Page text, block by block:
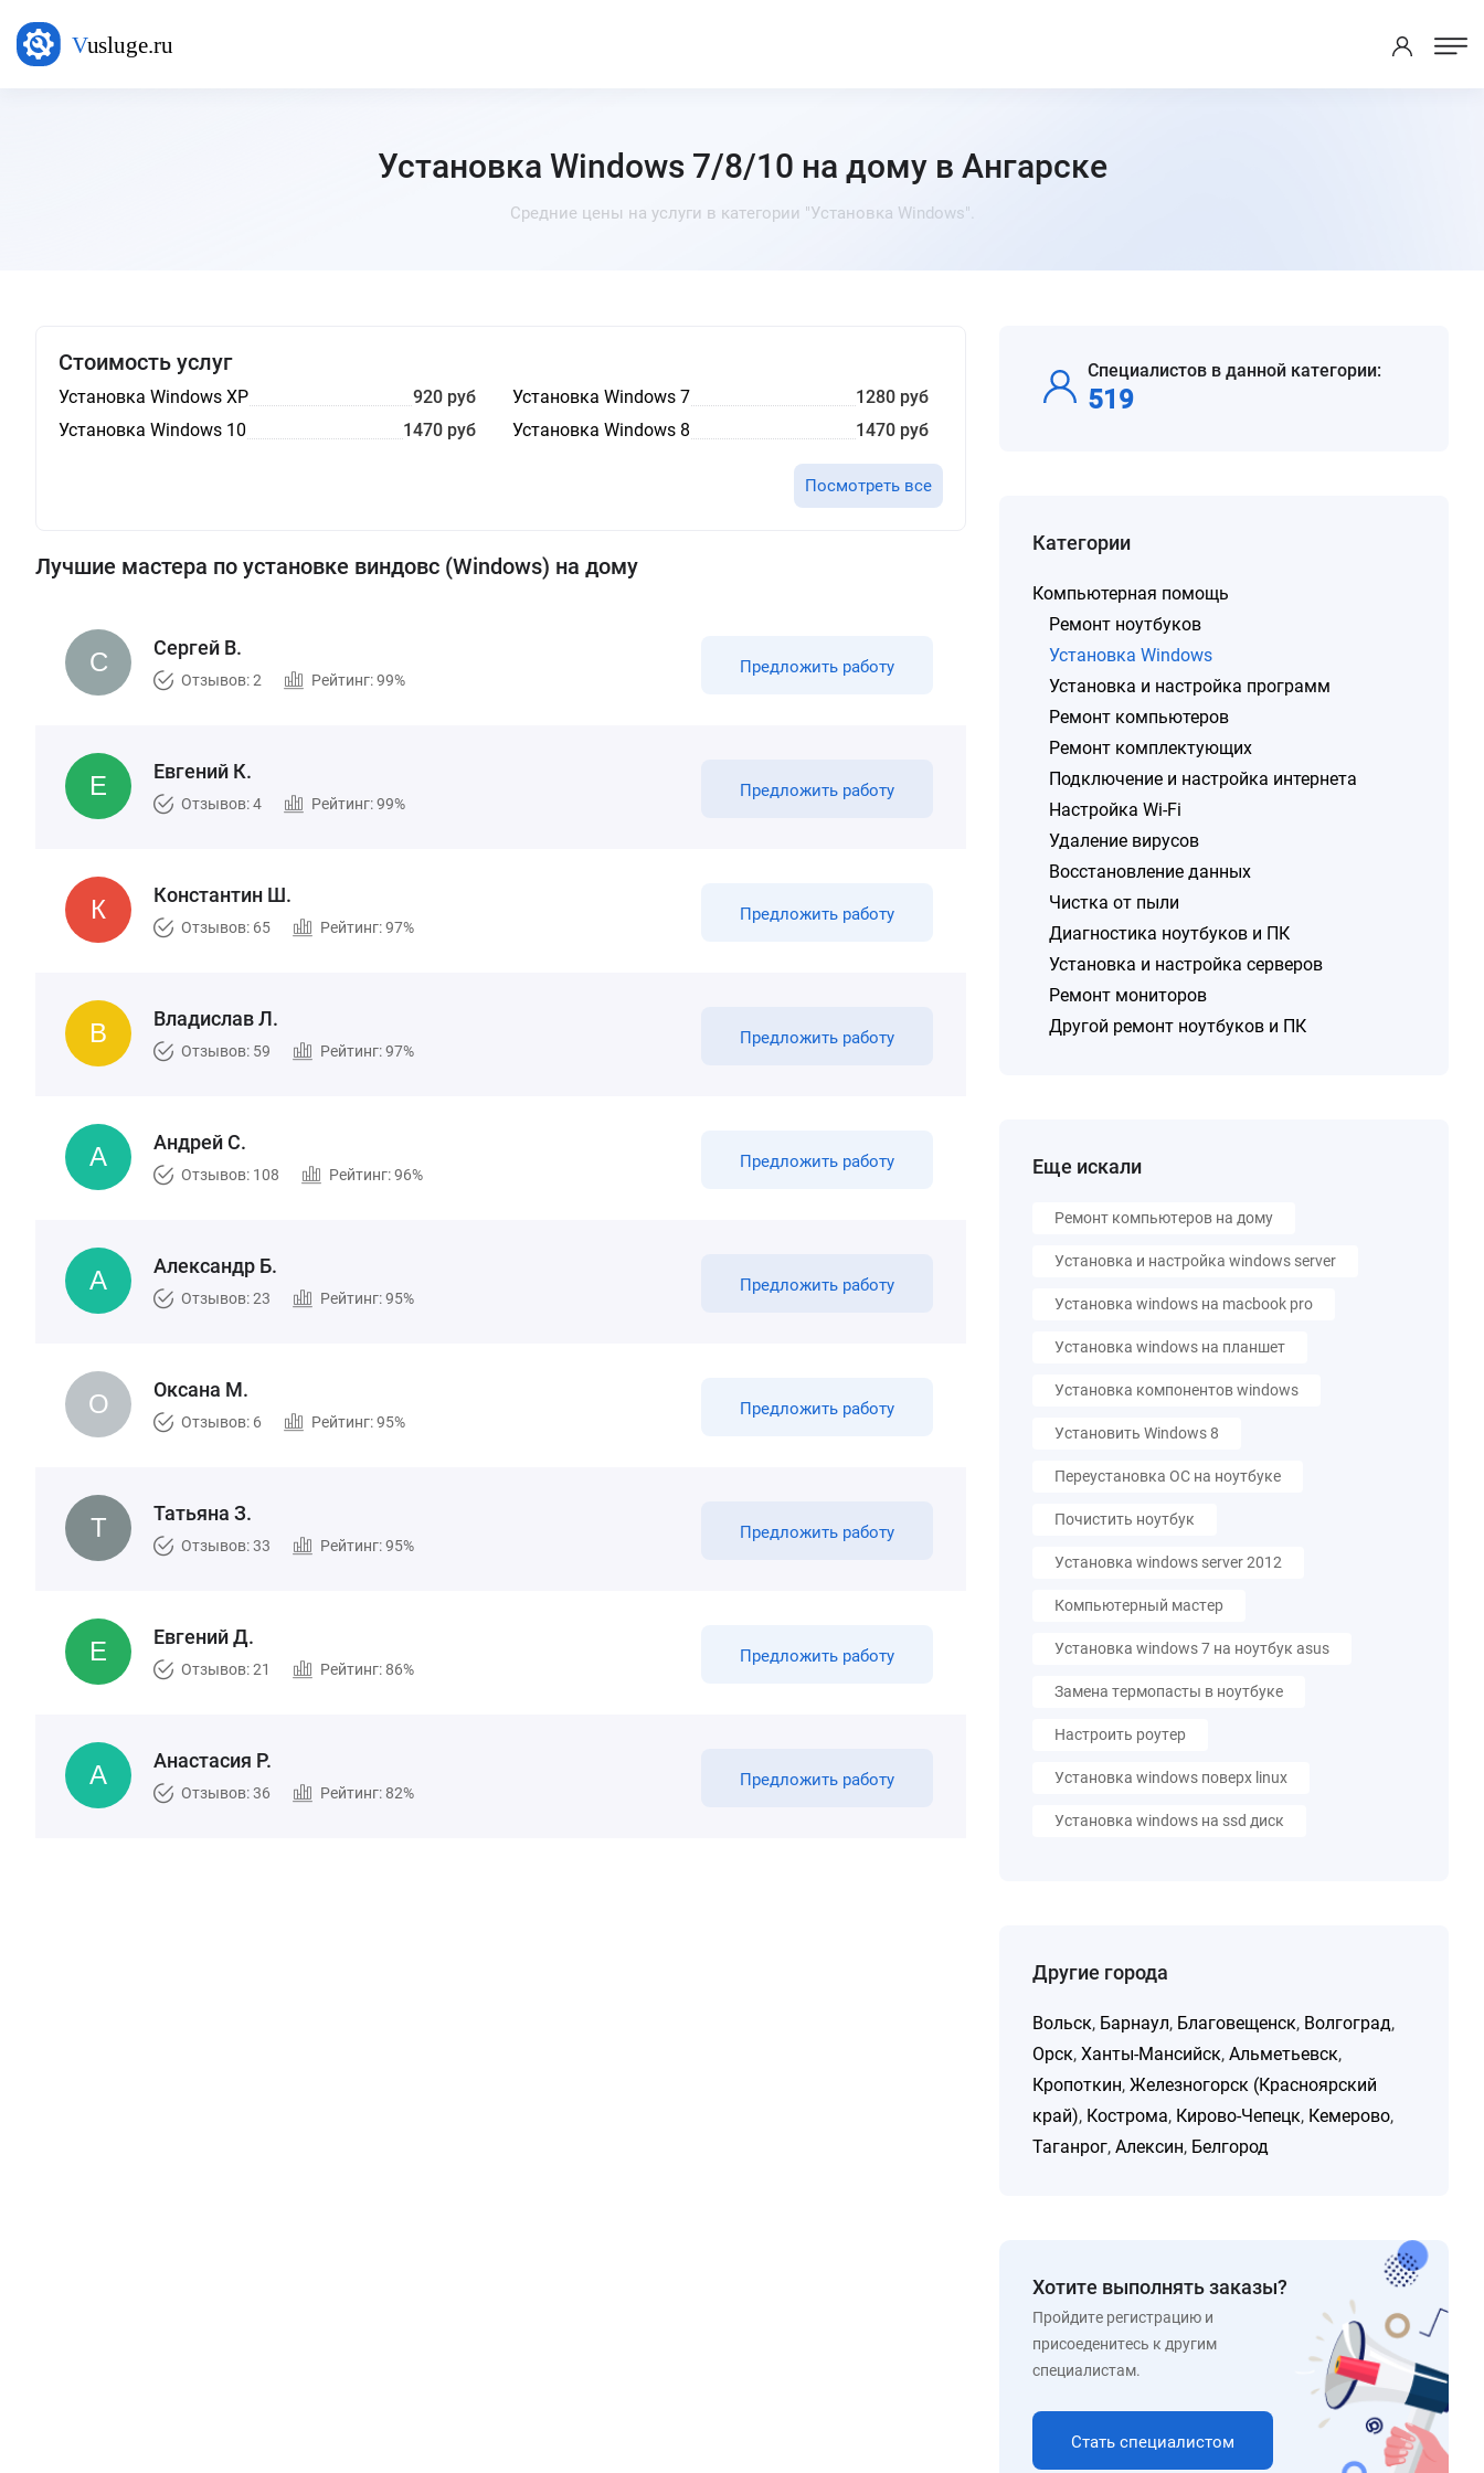
Установка Windows 7/8/10 на дому в Ангарске
Средние цены на услуги в категории "Установка Windows".
Стоимость услуг
Установка Windows XP 920 руб Установка Windows 7
1280 руб
Установка Windows 10
1470 руб Установка Windows 8 1470 руб
Посмотреть все
Лучшие мастера по установке виндовс (Windows) на дому
Сергей В.
Отзывов: 2 Рейтинг: 99%
Предложить работу
Евгений К.
Отзывов: 4 Рейтинг: 99%
Предложить работу
Константин Ш.
Отзывов: 65 Рейтинг: 97%
Предложить работу
Владислав Л.
Отзывов: 59 Рейтинг: 97%
Предложить работу
Андрей С.
Отзывов: 108 Рейтинг: 96%
Предложить работу
Александр Б.
Отзывов: 23 Рейтинг: 95%
Предложить работу
Оксана М.
Отзывов: 6 Рейтинг: 95%
Предложить работу
Татьяна З.
Отзывов: 33 Рейтинг: 95%
Предложить работу
Евгений Д.
Отзывов: 21 Рейтинг: 86%
Предложить работу
Анастасия Р.
Отзывов: 36 Рейтинг: 82%
Предложить работу
Специалистов в данной категории:
519
Категории
Компьютерная помощь
Ремонт ноутбуков
Установка Windows
Установка и настройка программ
Ремонт компьютеров
Ремонт комплектующих
Подключение и настройка интернета
Настройка Wi-Fi
Удаление вирусов
Восстановление данных
Чистка от пыли
Диагностика ноутбуков и ПК
Установка и настройка серверов
Ремонт мониторов
Другой ремонт ноутбуков и ПК
Еще искали
Ремонт компьютеров на дому
Установка и настройка windows server
Установка windows на macbook pro
Установка windows на планшет
Установка компонентов windows
Установить Windows 8
Переустановка ОС на ноутбуке
Почистить ноутбук
Установка windows server 2012
Компьютерный мастер
Установка windows 7 на ноутбук asus
Замена термопасты в ноутбуке
Настроить роутер
Установка windows поверх linux
Установка windows на ssd диск
Другие города
Вольск, Барнаул, Благовещенск, Волгоград,
Орск,Ханты-Мансийск,Альметьевск,
Кропоткин,Железногорск (Красноярский
край), Кострома, Кирово-Чепецк, Кемерово,
Таганрог,Алексин, Белгород
Хотите выполнять заказы?
Пройдите регистрацию и
присоеденитесь к другим
специалистам.
Стать специалистом